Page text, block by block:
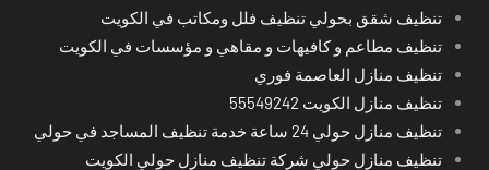
تنظيف شقق بحولي تنظيف فلل ومكاتب في الكويت
تنظيف مطاعم و كافيهات و مقاهي و مؤسسات في الكويت
تنظيف منازل العاصمة فوري
تنظيف منازل الكويت 55549242
تنظيف منازل حولي 24 ساعة خدمة تنظيف المساجد في حولي
تنظيف منازل حولي شركة تنظيف منازل حولي الكويت